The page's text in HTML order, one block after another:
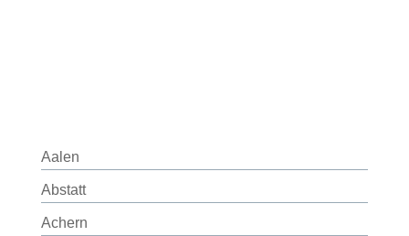
Aalen
Abstatt
Achern